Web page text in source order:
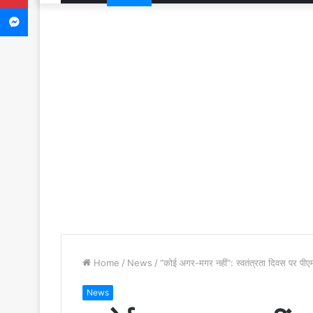
Home / News / "कोई अगर-मगर नहीं": स्वतंत्रता दिवस पर
News